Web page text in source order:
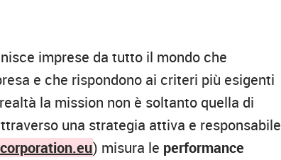
imprese da tutto il mondo che
e che rispondono ai criteri più esigenti
la mission non è soltanto quella di
una strategia attiva e responsabile
) misura le performance